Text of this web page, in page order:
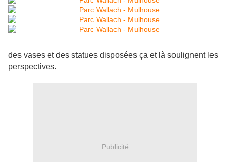
des vases et des statues disposées ça et là soulignent les
perspectives.
Publicité